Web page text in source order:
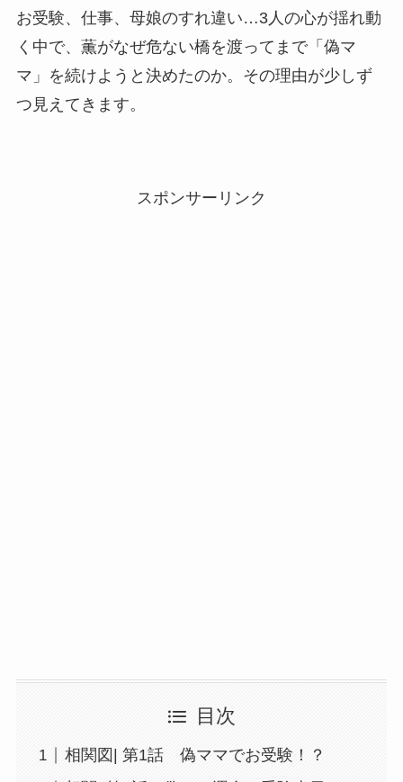
お受験、仕事、母娘のすれ違い…3人の心が揺れ動
く中で、薫がなぜ危ない橋を渡ってまで「偽マ
マ」を続けようと決めたのか。その理由が少しず
つ見えてきます。
スポンサーリンク
目次
相関図| 第1話 偽ママでお受験！？